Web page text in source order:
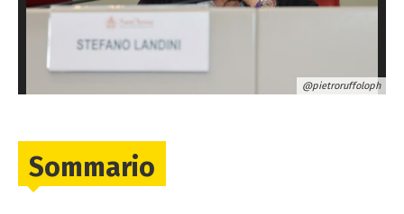
@pietroruffoloph
Sommario